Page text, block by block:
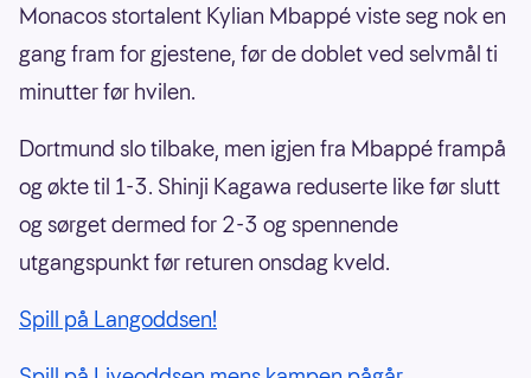
Monacos stortalent Kylian Mbappé viste seg nok en
gang fram for gjestene, før de doblet ved selvmål ti
minutter før hvilen.
Dortmund slo tilbake, men igjen fra Mbappé frampå
og økte til 1-3. Shinji Kagawa reduserte like før slutt
og sørget dermed for 2-3 og spennende
utgangspunkt før returen onsdag kveld.
Spill på Langoddsen!